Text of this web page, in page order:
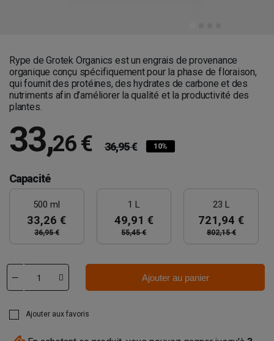
Rype de Grotek Organics est un engrais de provenance
organique conçu spécifiquement pour la phase de floraison,
qui fournit des protéines, des hydrates de carbone et des
nutriments afin d’améliorer la qualité et la productivité des
plantes.
33,26 € 36,95 € 10%
Capacité
500 ml
33,26 €
36,95 €
1 L
49,91 €
55,45 €
23 L
721,94 €
802,15 €
Ajouter au panier
Ajouter aux favoris